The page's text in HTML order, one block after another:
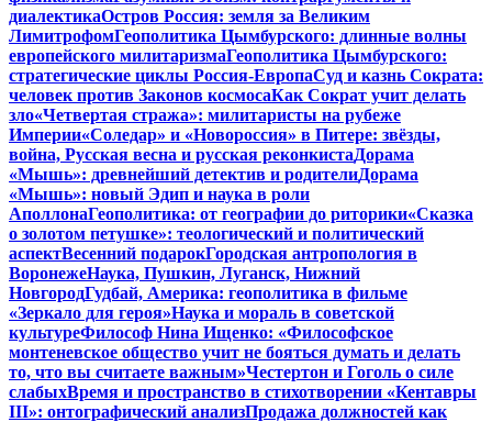
диалектикаОстров Россия: земля за Великим
ЛимитрофомГеополитика Цымбурского: длинные волны
европейского милитаризмаГеополитика Цымбурского:
стратегические циклы Россия-ЕвропаСуд и казнь Сократа:
человек против Законов космосаКак Сократ учит делать
зло«Четвертая стража»: милитаристы на рубеже
Империи«Соледар» и «Новороссия» в Питере: звёзды,
война, Русская весна и русская реконкистаДорама
«Мышь»: древнейший детектив и родителиДорама
«Мышь»: новый Эдип и наука в роли
АполлонаГеополитика: от географии до риторики«Сказка
о золотом петушке»: теологический и политический
аспектВесенний подарокГородская антропология в
ВоронежеНаука, Пушкин, Луганск, Нижний
НовгородГудбай, Америка: геополитика в фильме
«Зеркало для героя»Наука и мораль в советской
культуреФилософ Нина Ищенко: «Философское
монтеневское общество учит не бояться думать и делать
то, что вы считаете важным»Честертон и Гоголь о силе
слабыхВремя и пространство в стихотворении «Кентавры
III»: онтографический анализПродажа должностей как